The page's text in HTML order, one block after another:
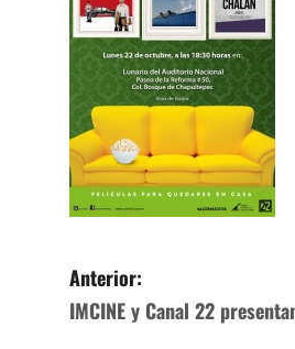
Anterior:
IMCINE y Canal 22